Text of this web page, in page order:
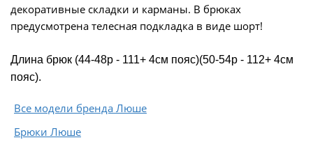
декоративные складки и карманы. В брюках
предусмотрена телесная подкладка в виде шорт!
Длина брюк (44-48р - 111+ 4см пояс)(50-54р - 112+ 4см
пояс).
Все модели бренда Люше
Брюки Люше